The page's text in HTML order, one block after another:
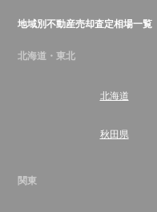
地域別不動産売却査定相場一覧
北海道・東北
北海道
秋田県
関東